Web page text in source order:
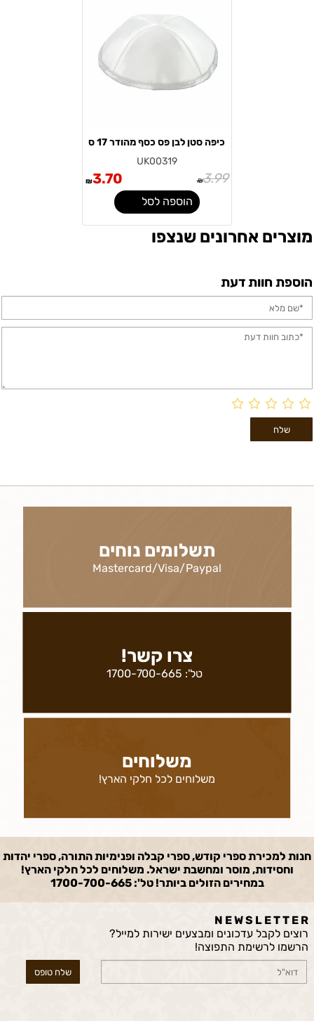
כיפה סטן לבן פס כסף מהודר 17 ס
UK00319
₪3.99
₪3.70
הוספה לסל
מוצרים אחרונים שנצפו
הוספת חוות דעת
תשלומים נוחים
Mastercard/Visa/Paypal
צרו קשר!
טל': 1700-700-665
משלוחים
משלוחים לכל חלקי הארץ!
חנות למכירת ספרי קודש, ספרי קבלה ופנימיות התורה, ספרי יהדות
וחסידות, מוסר ומחשבת ישראל. משלוחים לכל חלקי הארץ!
במחירים הזולים ביותר! טל': 1700-700-665
N E W S L E T T E R
רוצים לקבל עדכונים ומבצעים ישירות למייל?
הרשמו לרשימת התפוצה!